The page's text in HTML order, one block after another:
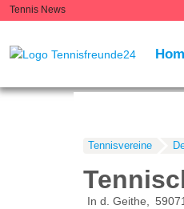
Tennis News
Tennisvereine
In d. Geithe